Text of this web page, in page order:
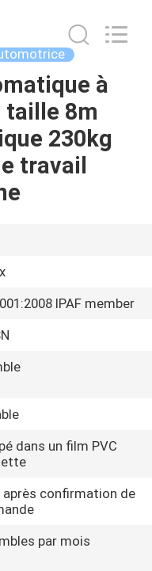
à
taille 8m
230kg
travail
IPAF member
dans un film PVC
après confirmation de
par mois